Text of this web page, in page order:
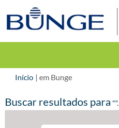
Início | em Bunge(página
Buscar resultados para "".